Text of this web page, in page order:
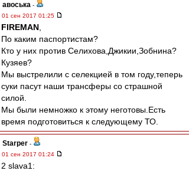
авоська -
01 сен 2017 01:25
FIREMAN
По каким паспортистам?
Кто у них против Селихова,Джикии,Зобнина?
Кузяев?
Мы выстрелили с селекцией в том году,теперь
суки пасут наши трансферы со страшной
силой.
Мы были немножко к этому неготовы.Есть
время подготовиться к следующему ТО.
Starper -
01 сен 2017 01:24
2 slava1: